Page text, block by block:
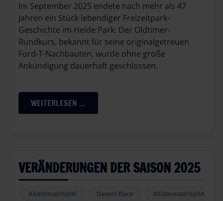
Im September 2025 endete nach mehr als 47
Jahren ein Stück lebendiger Freizeitpark-
Geschichte im Heide Park: Der Oldtimer-
Rundkurs, bekannt für seine originalgetreuen
Ford-T-Nachbauten, wurde ohne große
Ankündigung dauerhaft geschlossen.
WEITERLESEN …
VERÄNDERUNGEN DER SAISON 2025
Abenteuerhotel Desert Race Wildwasserbahn